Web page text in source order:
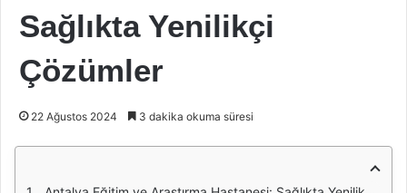
Sağlıkta Yenilikçi
Çözümler
22 Ağustos 2024 3 dakika okuma süresi